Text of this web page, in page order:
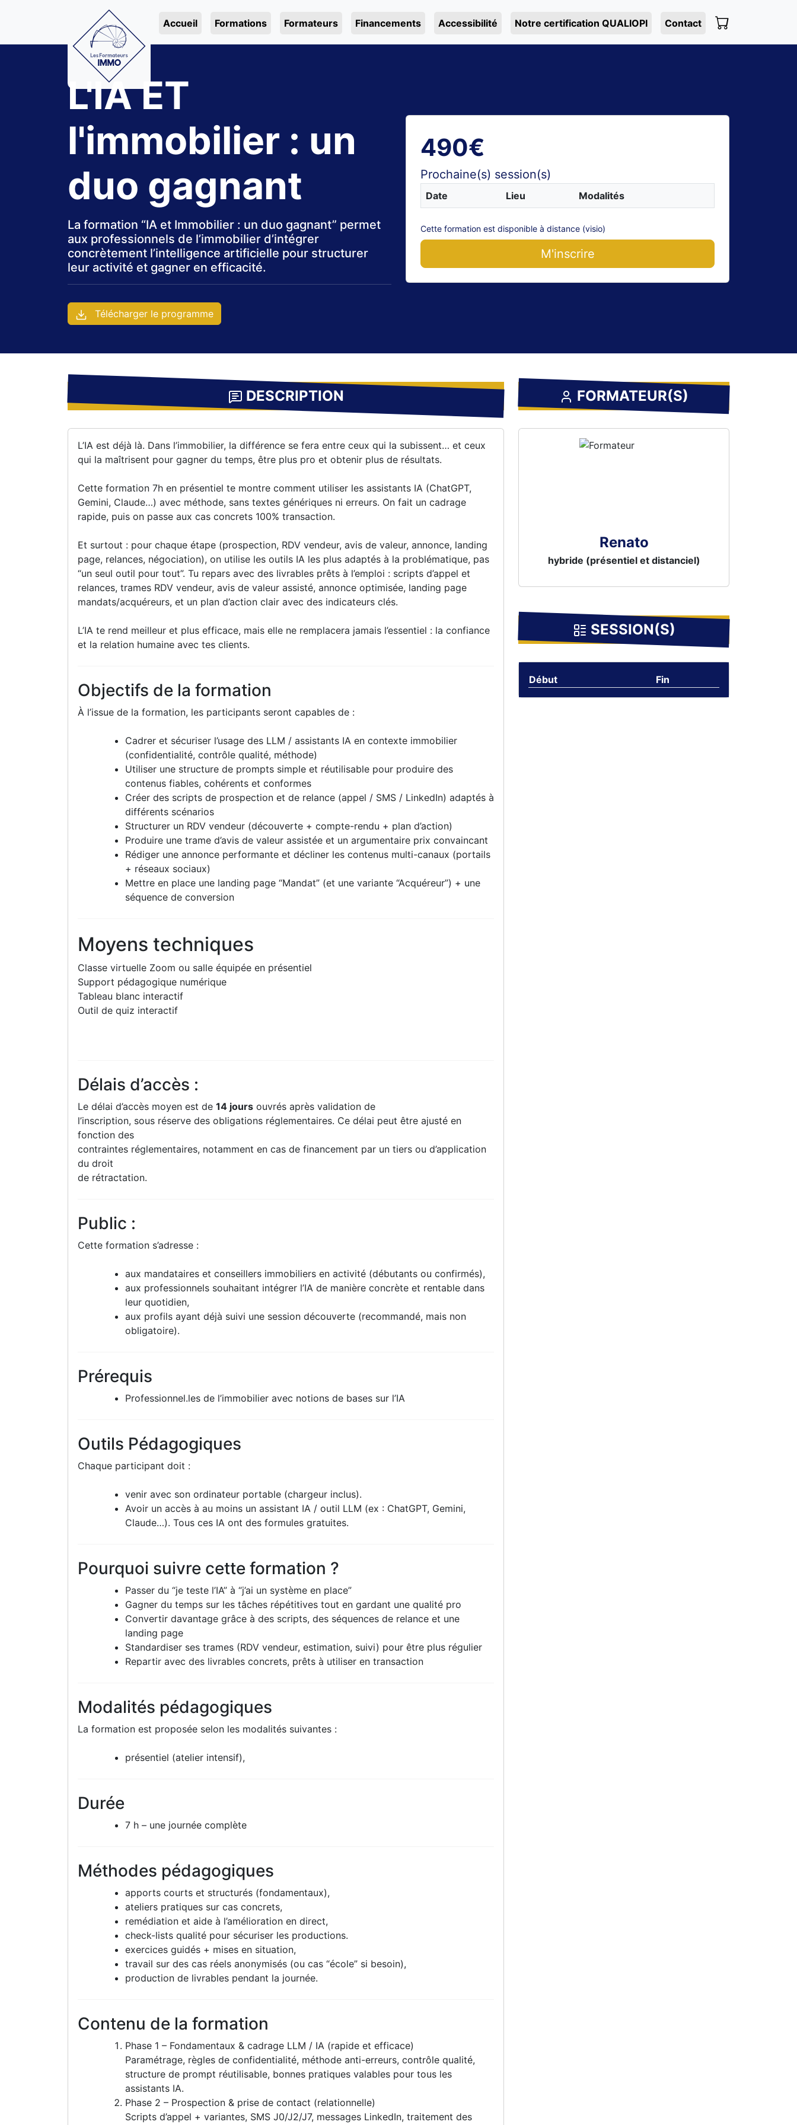
Accueil Formations Formateurs Financements Accessibilité Notre certification QUALIOPI Contact
L'IA ET
l'immobilier : un
duo gagnant
La formation “IA et Immobilier : un duo gagnant” permet
aux professionnels de l’immobilier d’intégrer
concrètement l’intelligence artificielle pour structurer
leur activité et gagner en efficacité.
Télécharger le programme
490€
Prochaine(s) session(s)
Date Lieu Modalités
Cette formation est disponible à distance (visio)
M'inscrire
DESCRIPTION
L’IA est déjà là. Dans l’immobilier, la différence se fera entre ceux qui la subissent… et ceux
qui la maîtrisent pour gagner du temps, être plus pro et obtenir plus de résultats.
Cette formation 7h en présentiel te montre comment utiliser les assistants IA (ChatGPT,
Gemini, Claude…) avec méthode, sans textes génériques ni erreurs. On fait un cadrage
rapide, puis on passe aux cas concrets 100% transaction.
Et surtout : pour chaque étape (prospection, RDV vendeur, avis de valeur, annonce, landing
page, relances, négociation), on utilise les outils IA les plus adaptés à la problématique, pas
“un seul outil pour tout”. Tu repars avec des livrables prêts à l’emploi : scripts d’appel et
relances, trames RDV vendeur, avis de valeur assisté, annonce optimisée, landing page
mandats/acquéreurs, et un plan d’action clair avec des indicateurs clés.
L’IA te rend meilleur et plus efficace, mais elle ne remplacera jamais l’essentiel : la confiance
et la relation humaine avec tes clients.
Objectifs de la formation
À l’issue de la formation, les participants seront capables de :
Cadrer et sécuriser l’usage des LLM / assistants IA en contexte immobilier
(confidentialité, contrôle qualité, méthode)
Utiliser une structure de prompts simple et réutilisable pour produire des
contenus fiables, cohérents et conformes
Créer des scripts de prospection et de relance (appel / SMS / LinkedIn) adaptés à
différents scénarios
Structurer un RDV vendeur (découverte + compte-rendu + plan d’action)
Produire une trame d’avis de valeur assistée et un argumentaire prix convaincant
Rédiger une annonce performante et décliner les contenus multi-canaux (portails
+ réseaux sociaux)
Mettre en place une landing page “Mandat” (et une variante “Acquéreur”) + une
séquence de conversion
Moyens techniques
Classe virtuelle Zoom ou salle équipée en présentiel
Support pédagogique numérique
Tableau blanc interactif
Outil de quiz interactif
Délais d’accès :
Le délai d’accès moyen est de 14 jours ouvrés après validation de
l’inscription, sous réserve des obligations réglementaires. Ce délai peut être ajusté en
fonction des
contraintes réglementaires, notamment en cas de financement par un tiers ou d’application
du droit
de rétractation.
Public :
Cette formation s’adresse :
aux mandataires et conseillers immobiliers en activité (débutants ou confirmés),
aux professionnels souhaitant intégrer l’IA de manière concrète et rentable dans
leur quotidien,
aux profils ayant déjà suivi une session découverte (recommandé, mais non
obligatoire).
Prérequis
Professionnel.les de l’immobilier avec notions de bases sur l’IA
Outils Pédagogiques
Chaque participant doit :
venir avec son ordinateur portable (chargeur inclus).
Avoir un accès à au moins un assistant IA / outil LLM (ex : ChatGPT, Gemini,
Claude…). Tous ces IA ont des formules gratuites.
Pourquoi suivre cette formation ?
Passer du “je teste l’IA” à “j’ai un système en place”
Gagner du temps sur les tâches répétitives tout en gardant une qualité pro
Convertir davantage grâce à des scripts, des séquences de relance et une
landing page
Standardiser ses trames (RDV vendeur, estimation, suivi) pour être plus régulier
Repartir avec des livrables concrets, prêts à utiliser en transaction
Modalités pédagogiques
La formation est proposée selon les modalités suivantes :
présentiel (atelier intensif),
Durée
7 h – une journée complète
Méthodes pédagogiques
apports courts et structurés (fondamentaux),
ateliers pratiques sur cas concrets,
remédiation et aide à l’amélioration en direct,
check-lists qualité pour sécuriser les productions.
exercices guidés + mises en situation,
travail sur des cas réels anonymisés (ou cas “école” si besoin),
production de livrables pendant la journée.
Contenu de la formation
Phase 1 – Fondamentaux & cadrage LLM / IA (rapide et efficace)
Paramétrage, règles de confidentialité, méthode anti-erreurs, contrôle qualité,
structure de prompt réutilisable, bonnes pratiques valables pour tous les
assistants IA.
Phase 2 – Prospection & prise de contact (relationnelle)
Scripts d’appel + variantes, SMS J0/J2/J7, messages LinkedIn, traitement des
FORMATEUR(S)
Renato
hybride (présentiel et distanciel)
SESSION(S)
Début Fin